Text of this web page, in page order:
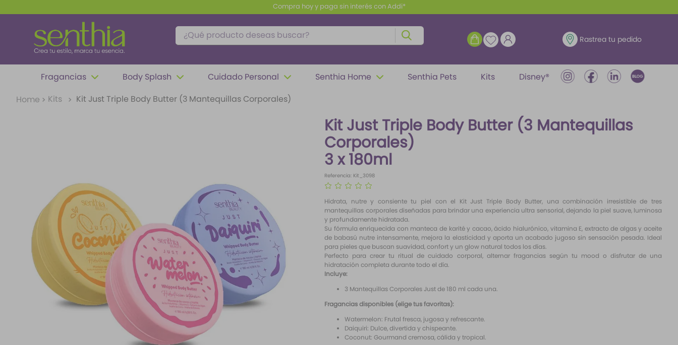
Compra hoy y paga sin interés con Addi*
¿Qué producto deseas buscar? ENTRAR Rastrea tu pedido
Fragancias Body Splash Cuidado Personal Senthia Home Senthia Pets Kits
Disney®
Kits
Kit Just Triple Body Butter (3 Mantequillas Corporales)
Kit Just Triple Body Butter (3 Mantequillas
Corporales)
3 x 180ml
Referencia: Kit_3098
Hidrata, nutre y consiente tu piel con el Kit Just Triple Body Butter, una combinación irresistible de tres
mantequillas corporales diseñadas para brindar una experiencia ultra sensorial, dejando la piel suave, luminosa
y profundamente hidratada.
Su fórmula enriquecida con manteca de karité y cacao, ácido hialurónico, vitamina E, extracto de algas y aceite
de babasú nutre intensamente, mejora la elasticidad y aporta un acabado jugoso sin sensación pesada. Ideal
para pieles que buscan suavidad, confort y un glow natural todos los días.
Perfecto para crear tu ritual de cuidado corporal, alternar fragancias según tu mood o disfrutar de una
hidratación completa durante todo el día.
Incluye:
3 Mantequillas Corporales Just de 180 ml cada una.
Fragancias disponibles (elige tus favoritas):
Watermelon: Frutal fresca, jugosa y refrescante.
Daiquiri: Dulce, divertida y chispeante.
Coconut: Gourmand cremosa, cálida y tropical.
TÉRMINOS MÁS BUSCADOS
1.
perfume
2.
carolina herrera
7.
paris hilton
8.
ariana grande
9
santal 33
10. difusor